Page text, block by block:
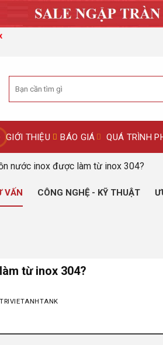
kiếm:
GIỚI THIỆU BÁO GIÁ QUÁ TRÌNH
nước inox được làm từ inox 304?
VẤN CÔNG NGHỆ - KỸ THUẬT
từ inox 304?